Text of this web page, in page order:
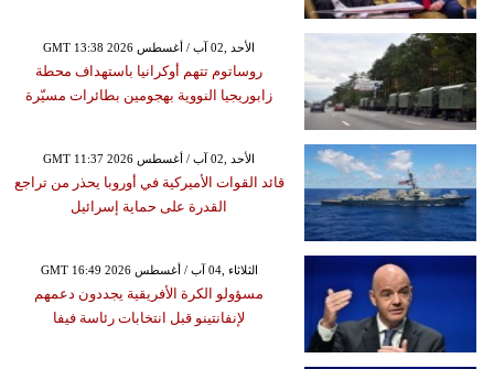
GMT 13:38 2026 الأحد ,02 آب / أغسطس
روساتوم تتهم أوكرانيا باستهداف محطة
زابوريجيا النووية بهجومين بطائرات مسيّرة
GMT 11:37 2026 الأحد ,02 آب / أغسطس
قائد القوات الأميركية في أوروبا يحذر من تراجع
القدرة على حماية إسرائيل
GMT 16:49 2026 الثلاثاء ,04 آب / أغسطس
مسؤولو الكرة الأفريقية يجددون دعمهم
لإنفانتينو قبل انتخابات رئاسة فيفا